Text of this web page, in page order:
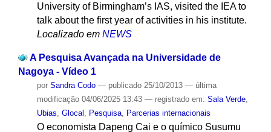
University of Birmingham’s IAS, visited the IEA to
talk about the first year of activities in his institute.
Localizado em NEWS
A Pesquisa Avançada na Universidade de
Nagoya - Vídeo 1
por Sandra Codo — publicado25/10/2013 — última
modificação04/06/2025 13:43 — registrado em: Sala Verde,
Ubias Glocal Pesquisa, Parcerias internacionais
O economista Dapeng Cai e o químico Susumu